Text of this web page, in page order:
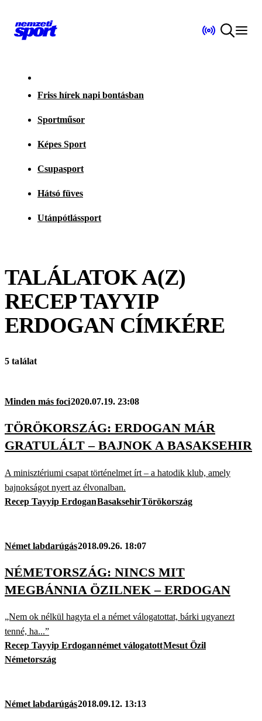
Friss hírek napi bontásban
Sportműsor
Képes Sport
Csupasport
Hátsó füves
Utánpótlássport
TALÁLATOK A(Z)
RECEP TAYYIP
ERDOGANCÍMKÉRE
5 találat
Minden más foci2020.07.19. 23:08
TÖRÖKORSZÁG: ERDOGAN MÁR
GRATULÁLT – BAJNOK A BASAKSEHIR
A minisztériumi csapat történelmet írt – a hatodik klub, amely
bajnokságot nyert az élvonalban.
Recep Tayyip ErdoganBasaksehirTörökország
Német labdarúgás2018.09.26. 18:07
NÉMETORSZÁG: NINCS MIT
MEGBÁNNIA ÖZILNEK – ERDOGAN
„Nem ok nélkül hagyta el a német válogatottat, bárki ugyanezt
tenné, ha...”
Recep Tayyip Erdogannémet válogatottMesut Özil
Németország
Német labdarúgás2018.09.12. 13:13